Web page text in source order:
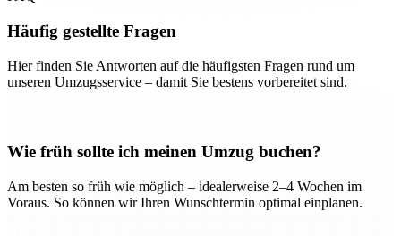
Häufig gestellte Fragen
Hier finden Sie Antworten auf die häufigsten Fragen rund um
unseren Umzugsservice – damit Sie bestens vorbereitet sind.
Wie früh sollte ich meinen Umzug buchen?
Am besten so früh wie möglich – idealerweise 2–4 Wochen im
Voraus. So können wir Ihren Wunschtermin optimal einplanen.